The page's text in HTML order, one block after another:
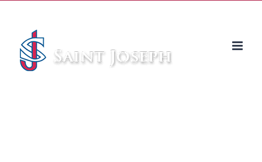
περιεχόμενο